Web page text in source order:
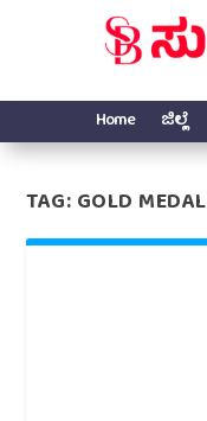
Home ಜಿಲ್ಲೆ
TAG:GOLD MEDAL